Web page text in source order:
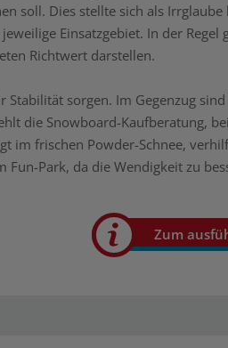
soll. Dies stellte sich als
Einsatzgebiet. In der Regel
Richtwert darstellen.
sorgen. Im Gegenzug
die Snowboard-Kaufberatung,
im frischen Powder-Schnee,
Park, da die Wendigkeit zu
Zum